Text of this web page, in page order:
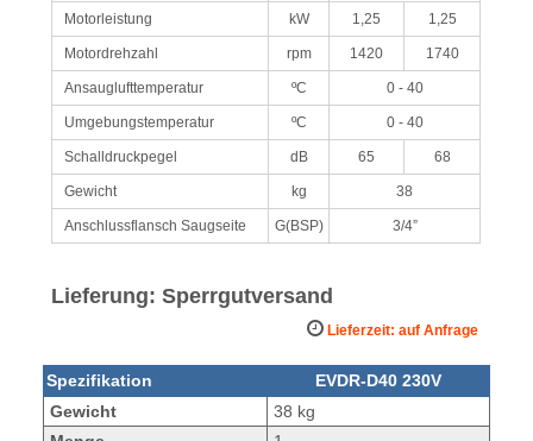
Motorleistung kW 1,25 1,25
Motordrehzahl rpm 1420 1740
Ansauglufttemperatur ºC 0 - 40
Umgebungstemperatur ºC 0 - 40
Schalldruckpegel dB 65 68
Gewicht kg 38
Anschlussflansch Saugseite G(BSP) 3/4”
Lieferung: Sperrgutversand
Lieferzeit: auf Anfrage
Spezifikation
EVDR-D40 230V
Gewicht
38 kg